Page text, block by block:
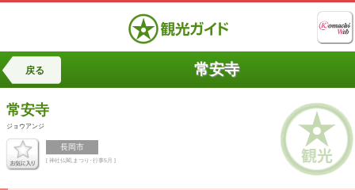
戻る 常安寺
常安寺
ジョウアンジ
長岡市
[ 神社仏閣,まつり･行事5月 ]